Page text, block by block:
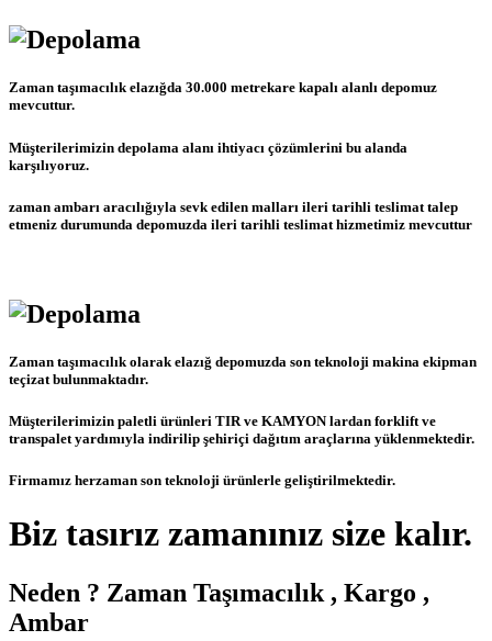
Zaman taşımacılık elazığda 30.000 metrekare kapalı alanlı depomuz
mevcuttur.
Müşterilerimizin depolama alanı ihtiyacı çözümlerini bu alanda
karşılıyoruz.
zaman ambarı aracılığıyla sevk edilen malları ileri tarihli teslimat talep
etmeniz durumunda depomuzda ileri tarihli teslimat hizmetimiz mevcuttur
Zaman taşımacılık olarak elazığ depomuzda son teknoloji makina ekipman
teçizat bulunmaktadır.
Müşterilerimizin paletli ürünleri TIR ve KAMYON lardan forklift ve
transpalet yardımıyla indirilip şehiriçi dağıtım araçlarına yüklenmektedir.
Firmamız herzaman son teknoloji ürünlerle geliştirilmektedir.
Biz tasırız zamanınız size kalır.
Neden ? Zaman Taşımacılık , Kargo ,
Ambar